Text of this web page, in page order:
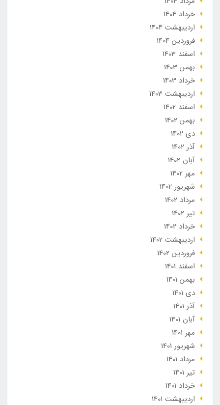
خرداد 1404
ارديبهشت 1404
فروردین 1404
اسفند 1403
بهمن 1403
خرداد 1403
ارديبهشت 1403
اسفند 1402
بهمن 1402
دی 1402
آذر 1402
آبان 1402
مهر 1402
شهریور 1402
مرداد 1402
تير 1402
خرداد 1402
ارديبهشت 1402
فروردین 1402
اسفند 1401
بهمن 1401
دی 1401
آذر 1401
آبان 1401
مهر 1401
شهریور 1401
مرداد 1401
تير 1401
خرداد 1401
ارديبهشت 1401